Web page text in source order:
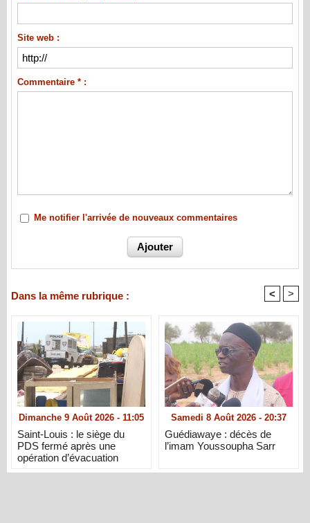
Site web :
Commentaire * :
Me notifier l'arrivée de nouveaux commentaires
Dans la même rubrique : < >
Dimanche 9 Août 2026 - 11:05
Saint-Louis : le siège du
PDS fermé après une
opération d’évacuation
Samedi 8 Août 2026 - 20:37
Guédiawaye : décès de
l’imam Youssoupha Sarr